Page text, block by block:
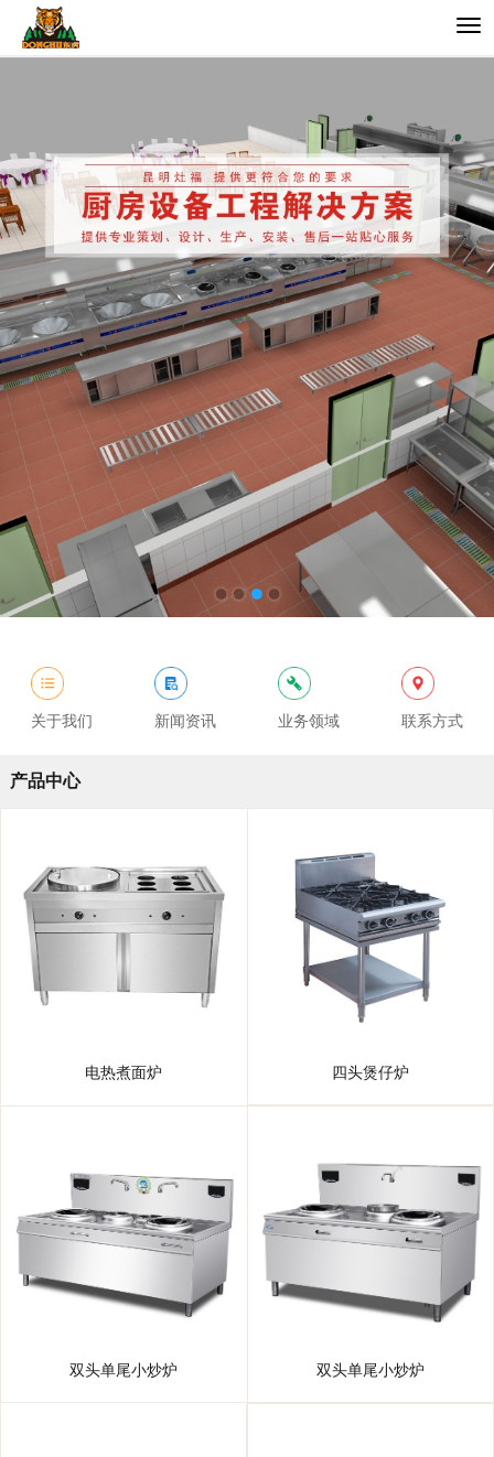
切
换
关于我们 新闻资讯 业务领域 联系方式
产品中心
电热煮面炉 四头煲仔炉
双头单尾小炒炉 双头单尾小炒炉